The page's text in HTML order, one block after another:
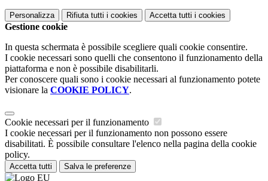
Personalizza Rifiuta tutti i cookies Accetta tutti i cookies
Gestione cookie
In questa schermata è possibile scegliere quali cookie consentire.
I cookie necessari sono quelli che consentono il funzionamento della
piattaforma e non è possibile disabilitarli.
Per conoscere quali sono i cookie necessari al funzionamento potete
visionare la COOKIE POLICY.
Cookie necessari per il funzionamento
I cookie necessari per il funzionamento non possono essere
disabilitati. È possibile consultare l'elenco nella pagina della cookie
policy.
Accetta tutti Salva le preferenze